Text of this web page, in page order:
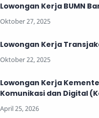
Lowongan Kerja BUMN
Lowongan Kerja
Lowongan Kerja
Komunikasi dan Digital